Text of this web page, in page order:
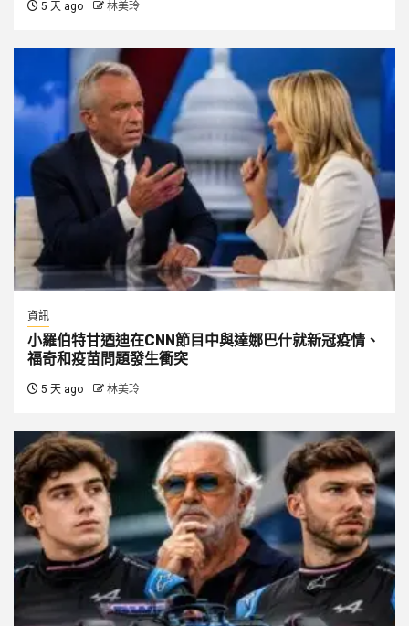
5 天 ago 林美玲
資訊
小羅伯特甘迺迪在CNN節目中與達娜巴什就新冠疫情、
福奇和疫苗問題發生衝突
5 天 ago 林美玲